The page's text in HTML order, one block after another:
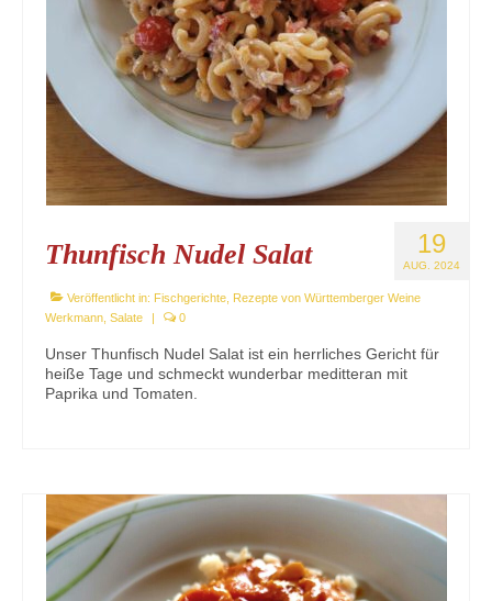
19
AUG. 2024
Thunfisch Nudel Salat
Veröffentlicht in: Fischgerichte Rezepte von Württemberger Weine
Werkmann Salate | 0
Unser Thunfisch Nudel Salat ist ein herrliches Gericht für
heiße Tage und schmeckt wunderbar meditteran mit
Paprika und Tomaten.